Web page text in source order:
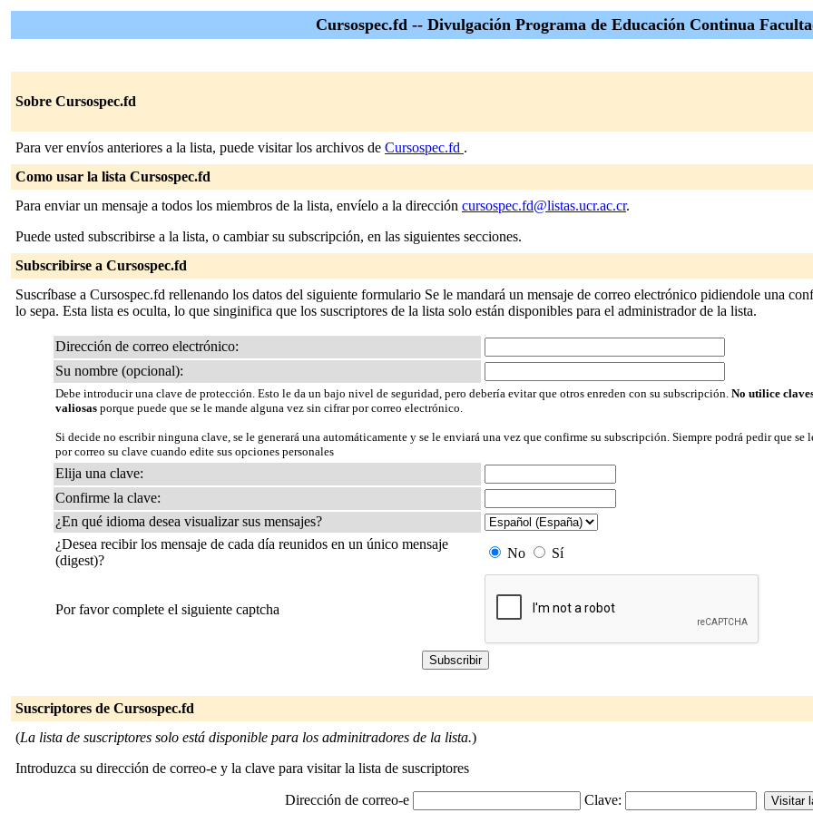
Cursospec.fd -- Divulgación Programa de Educación Continua
Sobre Cursospec.fd
Para ver envíos anteriores a la lista, puede visitar los archivos de Cursospec.fd .
Como usar la lista Cursospec.fd
Para enviar un mensaje a todos los miembros de la lista, envíelo a la dirección cursospec.fd@listas.ucr.ac.cr.
Puede usted subscribirse a la lista, o cambiar su subscripción, en las siguientes secciones.
Subscribirse a Cursospec.fd
Suscríbase a Cursospec.fd rellenando los datos del siguiente formulario Se le mandará un mensaje de correo electrónico pidiendole una
lo sepa. Esta lista es oculta, lo que singinifica que los suscriptores de la lista solo están disponibles para el administrador de la lista.
Dirección de correo electrónico:
Su nombre (opcional):
Debe introducir una clave de protección. Esto le da un bajo nivel de seguridad, pero debería evitar que otros enreden con su subscripción. No utilice
valiosas porque puede que se le mande alguna vez sin cifrar por correo electrónico.
Si decide no escribir ninguna clave, se le generará una automáticamente y se le enviará una vez que confirme su subscripción. Siempre podrá pedir que se
por correo su clave cuando edite sus opciones personales
Elija una clave:
Confirme la clave:
¿En qué idioma desea visualizar sus mensajes?
¿Desea recibir los mensaje de cada día reunidos en un único mensaje
(digest)?
No Sí
Por favor complete el siguiente captcha
Suscriptores de Cursospec.fd
(La lista de suscriptores solo está disponible para los adminitradores de la lista.)
Introduzca su dirección de correo-e y la clave para visitar la lista de suscriptores
Dirección de correo-e Clave: